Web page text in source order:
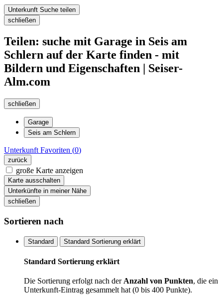
Unterkunft Suche teilen
schließen
Teilen: suche mit Garage in Seis am
Schlern auf der Karte finden - mit
Bildern und Eigenschaften | Seiser-
Alm.com
schließen
Garage
Seis am Schlern
Unterkunft Favoriten (0)
zurück
große Karte anzeigen
Karte ausschalten
Unterkünfte in meiner Nähe
schließen
Sortieren nach
Standard Standard Sortierung erklärt
Standard Sortierung erklärt
Die Sortierung erfolgt nach der Anzahl von Punkten, die ein
Unterkunft-Eintrag gesammelt hat (0 bis 400 Punkte).